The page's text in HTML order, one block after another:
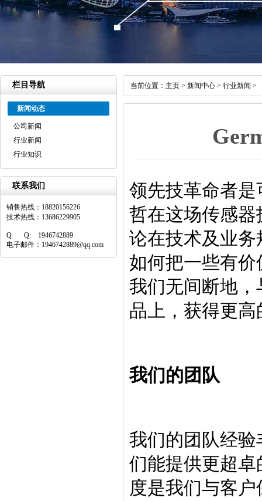
栏目导航
新闻动态
公司新闻
行业新闻
行业知识
联系我们
销售热线：18820156226
技术热线：13686229905
Q Q: 1946742889
电子邮件：1946742889@qq.com
当前位置： 主页 > 新闻中心 > 行业新闻 >
领先技革命者
哲在这场传感
论在技术及业
如何把一些有
我们无间断地
品上，获得更高
我们的团队
我们的团队经
们能提供更超
度是我们与客